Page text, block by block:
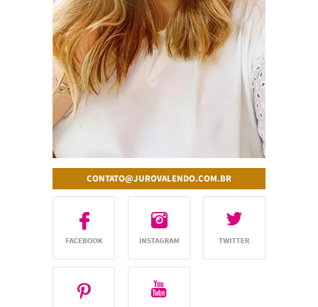
CONTATO@JUROVALENDO.COM.BR